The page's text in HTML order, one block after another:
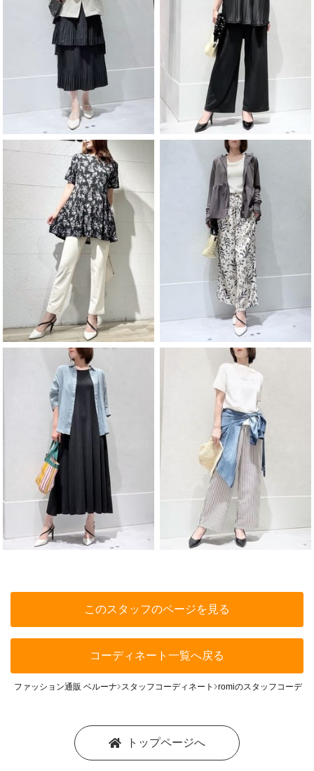
このスタッフのページを見る
コーディネート一覧へ戻る
ファッション通販 ベルーナ スタッフコーディネート romiのスタッフコーディ
トップページへ